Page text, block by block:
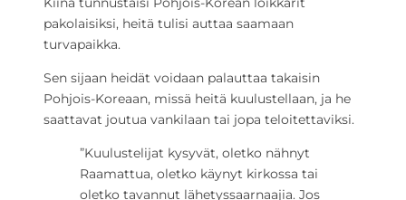
pakolaisiksi, heitä tulisi auttaa saamaan
turvapaikka.
Sen sijaan heidät voidaan palauttaa takaisin
Pohjois-Koreaan, missä heitä kuulustellaan, ja he
saattavat joutua vankilaan tai jopa teloitettaviksi.
”Kuulustelijat kysyvät, oletko nähnyt
Raamattua, oletko käynyt kirkossa tai
oletko tavannut lähetyssaarnaajia. Jos